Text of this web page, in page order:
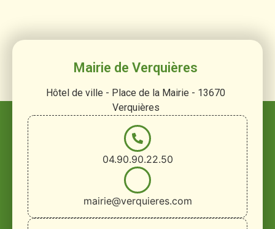
Mairie de Verquières
Hôtel de ville - Place de la Mairie - 13670
Verquières
04.90.90.22.50
mairie@verquieres.com